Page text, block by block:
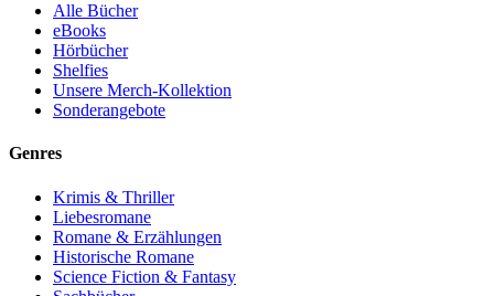
Alle Bücher
eBooks
Hörbücher
Shelfies
Unsere Merch-Kollektion
Sonderangebote
Genres
Krimis & Thriller
Liebesromane
Romane & Erzählungen
Historische Romane
Science Fiction & Fantasy